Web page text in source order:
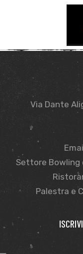
Via Dante
Settore Bowling
Palestra e